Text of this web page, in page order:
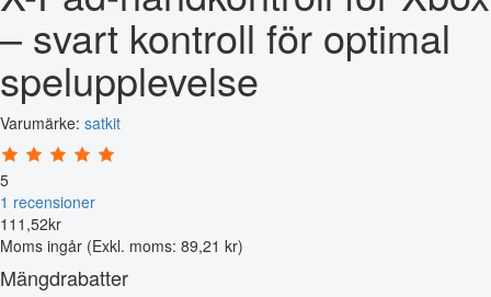
– svart kontroll för optimal
spelupplevelse
Varumärke: satkit
5
1 recensioner
111 ,52kr
Moms ingår (Exkl. moms: 89,21 kr)
Mängdrabatter